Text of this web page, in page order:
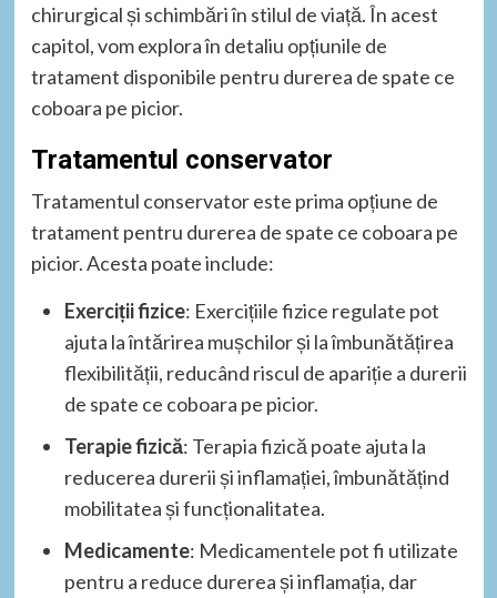
chirurgical și schimbări în stilul de viață. În acest
capitol, vom explora în detaliu opțiunile de
tratament disponibile pentru durerea de spate ce
coboara pe picior.
Tratamentul conservator
Tratamentul conservator este prima opțiune de
tratament pentru durerea de spate ce coboara pe
picior. Acesta poate include:
Exerciții fizice: Exercițiile fizice regulate pot
ajuta la întărirea mușchilor și la îmbunătățirea
flexibilității, reducând riscul de apariție a durerii
de spate ce coboara pe picior.
Terapie fizică: Terapia fizică poate ajuta la
reducerea durerii și inflamației, îmbunătățind
mobilitatea și funcționalitatea.
Medicamente: Medicamentele pot fi utilizate
pentru a reduce durerea și inflamația, dar